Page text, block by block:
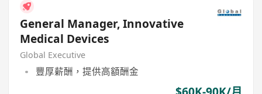
General Manager, Innovative
Medical Devices
Global Executive
豐厚薪酬，提供高額酬金